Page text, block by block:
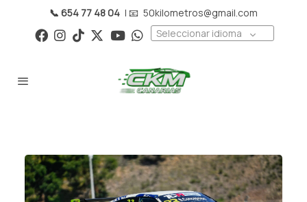
📞 654 77 48 04 | 📧 50kilometros@gmail.com
Seleccionar idioma